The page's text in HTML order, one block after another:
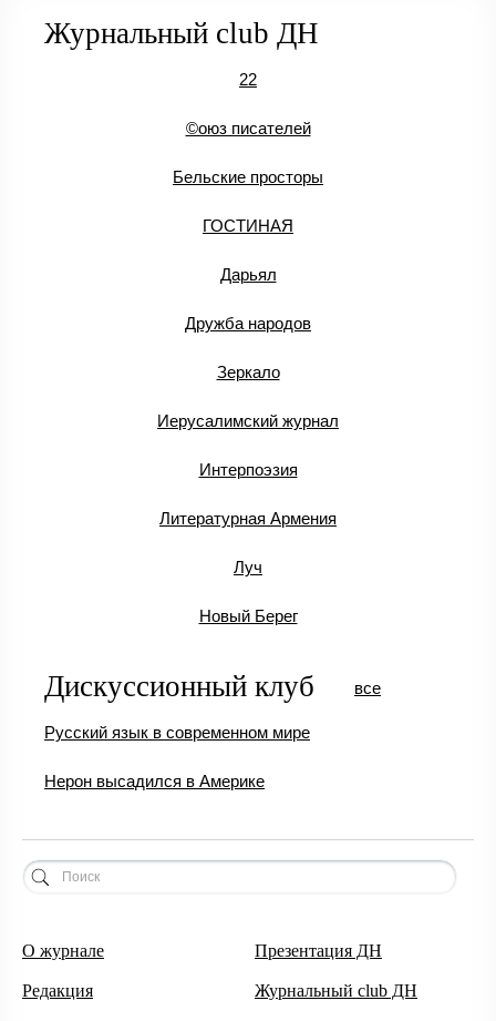
Журнальный club ДН
22
©оюз писателей
Бельские просторы
ГОСТИНАЯ
Дарьял
Дружба народов
Зеркало
Иерусалимский журнал
Интерпоэзия
Литературная Армения
Луч
Новый Берег
Дискуссионный клуб
Русский язык в современном мире
Нерон высадился в Америке
все
О журнале
Редакция
Презентация ДН
Журнальный club ДН